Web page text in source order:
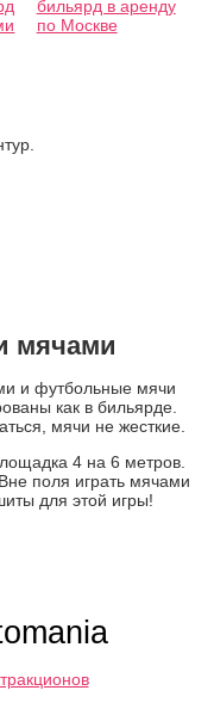
мячами
и футбольные мячи
как в бильярде.
мячи не жесткие.
4 на 6 метров.
поля играть мячами
для этой игры!